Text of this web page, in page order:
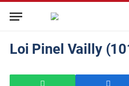
Loi Pinel Vailly